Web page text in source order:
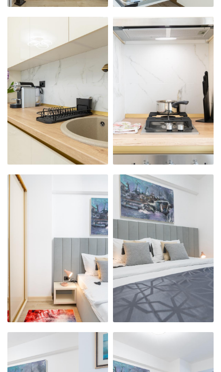
APARTAMENTUL
NOSTRU
MODERN,
PRIMITOR ȘI
CURAT
APARTAMENTUL
MODERN,
PRIMITOR ȘI
CURAT
APARTAMENTUL
MODERN,
PRIMITOR ȘI
CURAT
APARTAMENTUL
NOSTRU
MODERN,
PRIMITOR ȘI
CURAT
APARTAMENTUL
APARTAMENTUL